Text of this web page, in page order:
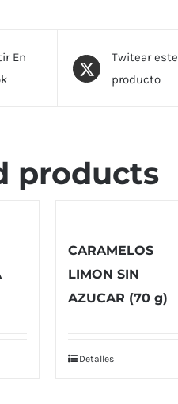
En
Twitear este
producto
products
CARAMELOS
LIMON SIN
AZUCAR (70 g)
Detalles